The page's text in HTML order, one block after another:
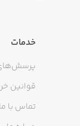
خدمات
قوانین
تماس با ما